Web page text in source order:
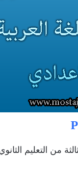
من التعليم